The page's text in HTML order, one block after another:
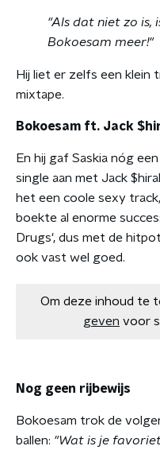
"Als dat niet zo is,
Bokoesam meer!"
Hij liet er zelfs een klein
mixtape.
Bokoesam ft. Jack
En hij gaf Saskia nóg
single aan met Jack
het een coole sexy
boekte al enorme
Drugs', dus met de
ook vast wel goed.
Om deze inhoud te
geven voor
Nog geen rijbewijs
Bokoesam trok de
ballen: "Wat is je